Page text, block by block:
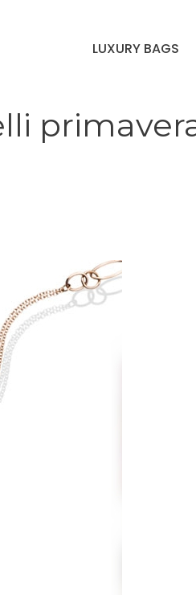
LUXURY BAGS